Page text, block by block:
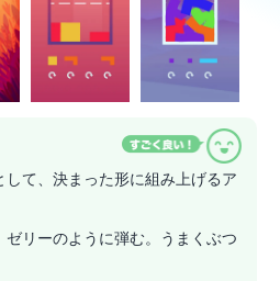
して、決まった形に組み上げるア
ゼリーのように弾む。うまくぶつ